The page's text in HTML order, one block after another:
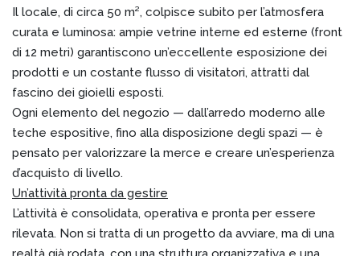
Il locale, di circa 50 m², colpisce subito per l’atmosfera
curata e luminosa: ampie vetrine interne ed esterne (front
di 12 metri) garantiscono un’eccellente esposizione dei
prodotti e un costante flusso di visitatori, attratti dal
fascino dei gioielli esposti.
Ogni elemento del negozio — dall’arredo moderno alle
teche espositive, fino alla disposizione degli spazi — è
pensato per valorizzare la merce e creare un’esperienza
d’acquisto di livello.
Un’attività pronta da gestire
L’attività è consolidata, operativa e pronta per essere
rilevata. Non si tratta di un progetto da avviare, ma di una